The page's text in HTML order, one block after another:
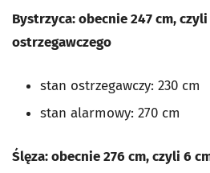
Bystrzyca: obecnie 247 cm,
ostrzegawczego
stan ostrzegawczy: 230 cm
stan alarmowy: 270 cm
Ślęza: obecnie 276 cm, czyli 6